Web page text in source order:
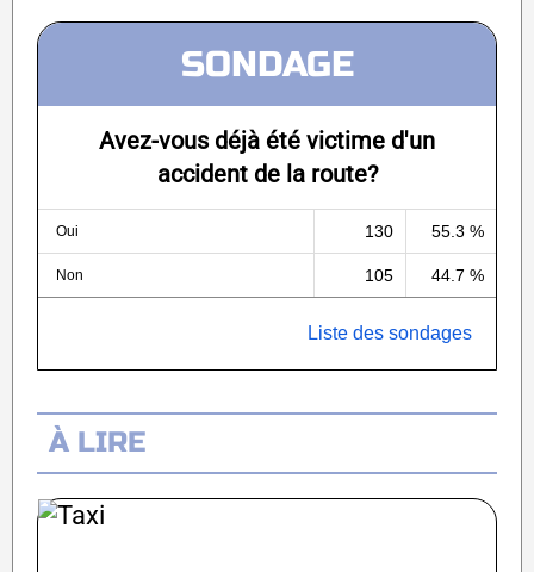
SONDAGE
Avez-vous déjà été victime d'un
accident de la route?
Oui 130 55.3 %
Non 105 44.7 %
Liste des sondages
À LIRE